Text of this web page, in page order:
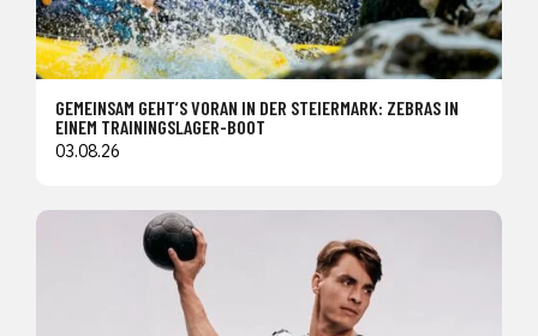
GEMEINSAM GEHT’S VORAN IN DER STEIERMARK: ZEBRAS IN
EINEM TRAININGSLAGER-BOOT
03.08.26